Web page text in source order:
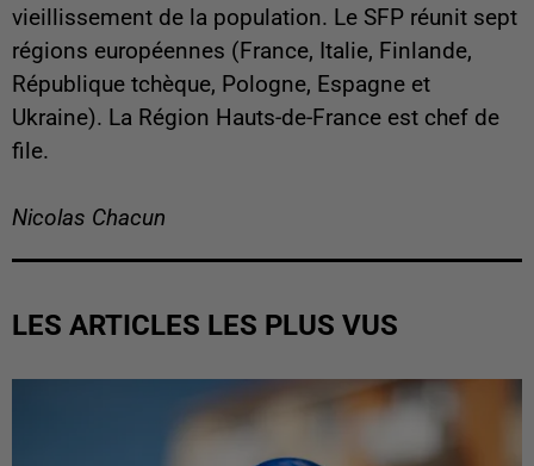
vieillissement de la population. Le SFP réunit sept
régions européennes (France, Italie, Finlande,
République tchèque, Pologne, Espagne et
Ukraine). La Région Hauts-de-France est chef de
file.
Nicolas Chacun
LES ARTICLES LES PLUS VUS